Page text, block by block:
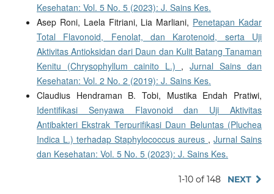
Kesehatan: Vol. 5 No. 5 (2023): J. Sains Kes.
Asep Roni, Laela Fitriani, Lia Marliani, Penetapan Kadar
Total Flavonoid, Fenolat, dan Karotenoid, serta Uji
Aktivitas Antioksidan dari Daun dan Kulit Batang Tanaman
Kenitu (Chrysophyllum cainito L.) ,Jurnal Sains dan
Kesehatan: Vol. 2 No. 2 (2019): J. Sains Kes.
Claudius Hendraman B. Tobi, Mustika Endah Pratiwi,
Identifikasi Senyawa Flavonoid dan Uji Aktivitas
Antibakteri Ekstrak Terpurifikasi Daun Beluntas (Pluchea
Indica L.) terhadap Staphylococcus aureus ,Jurnal Sains
dan Kesehatan: Vol. 5 No. 5 (2023): J. Sains Kes.
1-10 of 148 NEXT